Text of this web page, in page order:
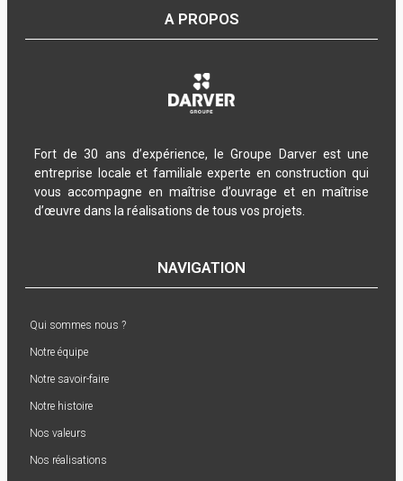
A PROPOS
Fort de 30 ans d’expérience, le Groupe Darver est une
entreprise locale et familiale experte en construction qui
vous accompagne en maîtrise d’ouvrage et en maîtrise
d’œuvre dans la réalisations de tous vos projets.
NAVIGATION
Qui sommes nous ?
Notre équipe
Notre savoir-faire
Notre histoire
Nos valeurs
Nos réalisations